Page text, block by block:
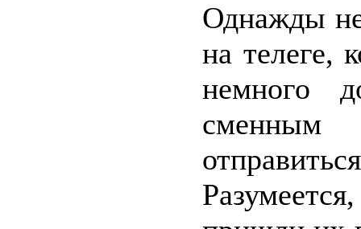
Однажды
на телеге,
немного
сменным